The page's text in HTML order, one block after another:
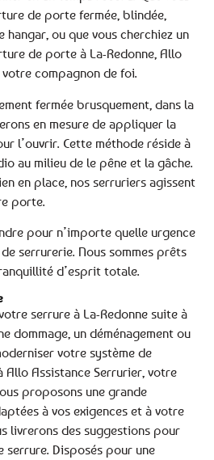
de porte fermée, blindée,
ou que vous cherchiez un
de porte à La-Redonne, Allo
compagnon de foi.
fermée brusquement, dans la
en mesure de appliquer la
l’ouvrir. Cette méthode réside à
au milieu de le pêne et la gâche.
en place, nos serruriers agissent
porte.
pour n’importe quelle urgence
serrurerie. Nous sommes prêts
d’esprit totale.
serrure à La-Redonne suite à
dommage, un déménagement ou
votre système de
Allo Assistance Serrurier, votre
proposons une grande
à vos exigences et à votre
livrerons des suggestions pour
Disposés pour une